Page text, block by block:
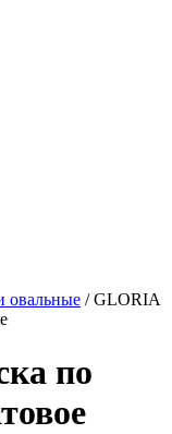
овальные /GLORIA
по